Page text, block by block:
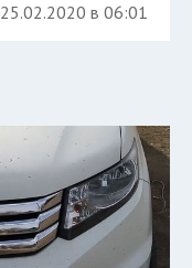
25.02.2020 в 06:01